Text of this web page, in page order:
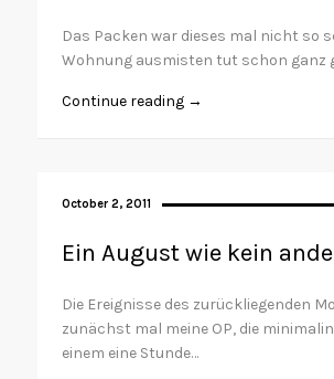
Das Packen war dieses mal nicht so
Wohnung ausmisten tut schon ganz
Continue reading →
October 2, 2011
Ein August wie kein
Die Ereignisse des zurückliegenden
zunächst mal meine OP, die
einem eine Stunde…